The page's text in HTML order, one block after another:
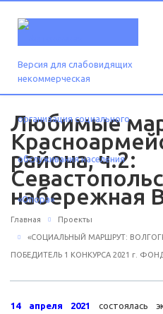
Версия для слабовидящих
Любимые
района, ч.2:
набережная
Главная Проекты
«СОЦИАЛЬНЫЙ МАРШРУТ:
ПОБЕДИТЕЛЬ 1 КОНКУРСА 2021 г.
14 апреля 2021
состоялась